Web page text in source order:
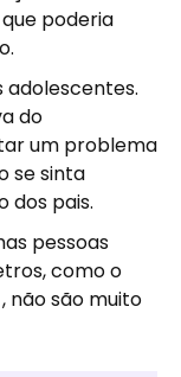
poderia
do
um problema
se sinta
dos pais.
pessoas
como o
não são muito